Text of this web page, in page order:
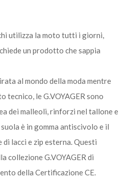
utilizza la moto tutti i giorni,
un prodotto che sappia
al mondo della moda mentre
tecnico, le G.VOYAGER sono
dei malleoli, rinforzi nel tallone e
è in gomma antiscivolo e il
lacci e zip esterna. Questi
collezione G.VOYAGER di
della Certificazione CE.